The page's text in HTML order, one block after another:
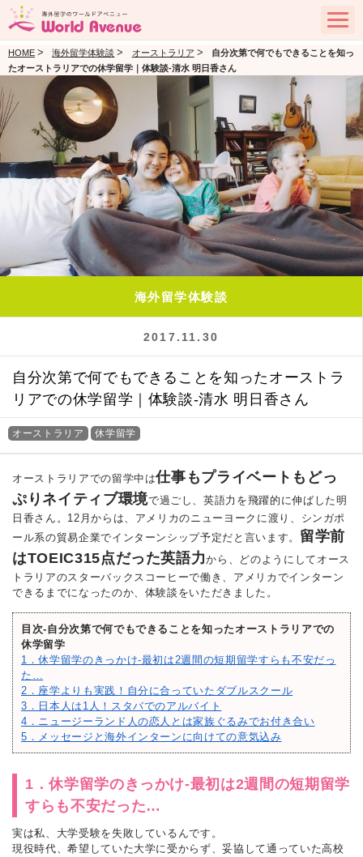
HOME > 海外留学体験談 > オーストラリア >
自分次第で何でもできることを知っ
たオーストラリアでの休学留学｜体験談‐清水 明日香さん
海外留学体験談
2017.11.30
自分次第で何でもできることを知ったオーストラ
リアでの休学留学｜体験談‐清水 明日香さん
オーストラリア 休学留学
オーストラリアでの留学中は仕事もプライベートもどっ
ぷりネイティブ環境で過ごし、英語力を飛躍的に伸ばした明
日香さん。12月からは、アメリカのニューヨークに渡り、シンガポ
ール系の貿易企業でインターンシップ予定だと言います。 留学前
はTOEIC315点だった英語力から、どのようにしてオース
トラリアのスターバックスコーヒーで働き、アメリカでインターン
できるまでになったのか、体験談をいただきました。
目次‐自分次第で何でもできることを知ったオーストラリアでの
休学留学
1．休学留学のきっかけ‐最初は2週間の短期留学すらも不安だっ
た…
2．座学よりも実践！自分に合っていたダブルスクール
3．日本人は1人！スタバでのアルバイト
4．ニュージーランド人の恋人とは家族ぐるみでお付き合い
5．メッセージと海外インターンに向けての意気込み
1．休学留学のきっかけ‐最初は2週間の短期留学
すらも不安だった…
実は私、大学受験を失敗しているんです。
現役時代、希望していた大学に受からず、妥協して通っていた高校